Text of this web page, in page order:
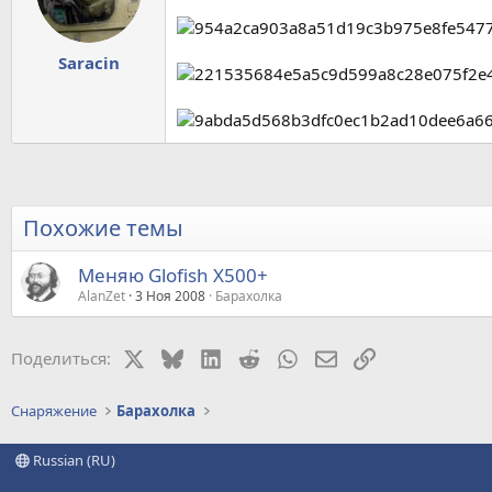
Saracin
Похожие темы
Меняю Glofish X500+
AlanZet 3 Ноя 2008 Барахолка
Поделиться: BlueskyLinkedIn
Reddit WhatsApp
Электронная почта
Ссылка
Снаряжение Барахолка
Russian (RU)